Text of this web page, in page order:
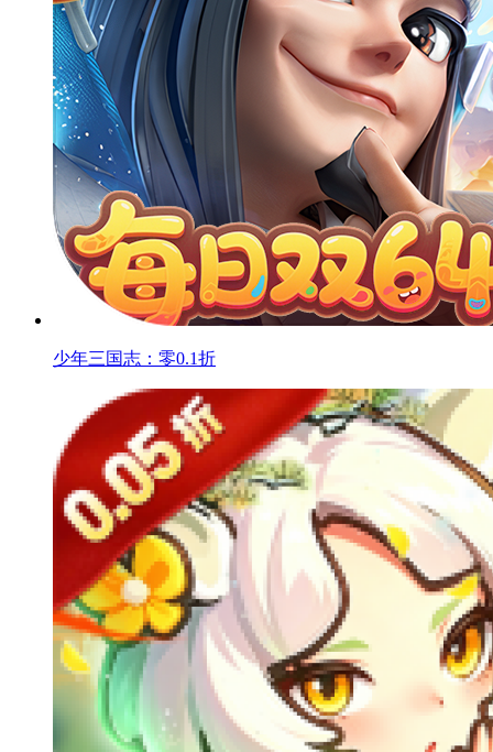
少年三国志：零0.1折